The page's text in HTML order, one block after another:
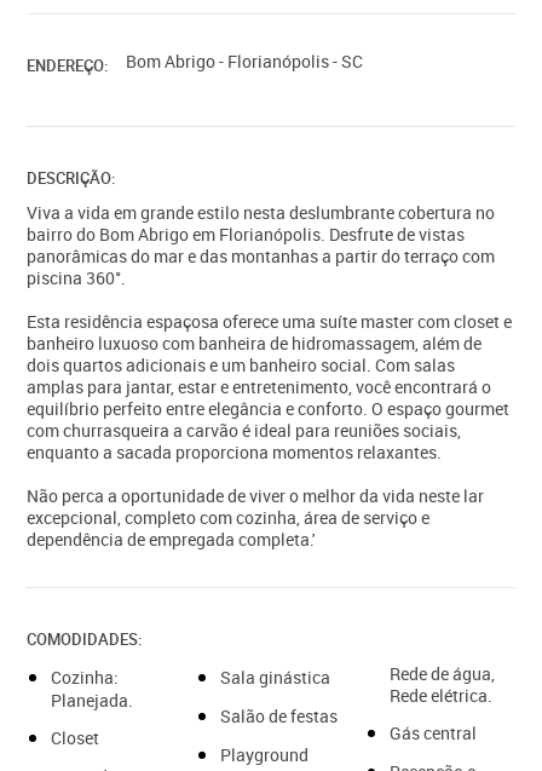
ENDEREÇO: Bom Abrigo - Florianópolis - SC
DESCRIÇÃO:
Viva a vida em grande estilo nesta deslumbrante cobertura no
bairro do Bom Abrigo em Florianópolis. Desfrute de vistas
panorâmicas do mar e das montanhas a partir do terraço com
piscina 360°.
Esta residência espaçosa oferece uma suíte master com closet e
banheiro luxuoso com banheira de hidromassagem, além de
dois quartos adicionais e um banheiro social. Com salas
amplas para jantar, estar e entretenimento, você encontrará o
equilíbrio perfeito entre elegância e conforto. O espaço gourmet
com churrasqueira a carvão é ideal para reuniões sociais,
enquanto a sacada proporciona momentos relaxantes.
Não perca a oportunidade de viver o melhor da vida neste lar
excepcional, completo com cozinha, área de serviço e
dependência de empregada completa.'
COMODIDADES:
Cozinha:
Planejada.
Closet
Sala ginástica
Salão de festas
Playground
Rede de água,
Rede elétrica.
Gás central